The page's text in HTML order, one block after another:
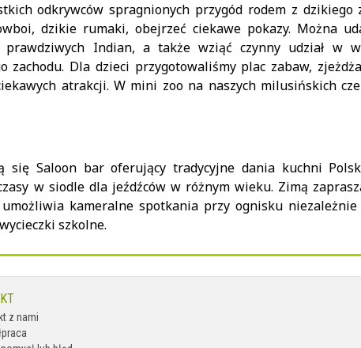
odkrywców spragnionych przygód rodem z dzikiego
dzikie rumaki, obejrzeć ciekawe pokazy. Można
prawdziwych Indian, a także wziąć czynny udział w
zachodu. Dla dzieci przygotowaliśmy plac zabaw,
atrakcji. W mini zoo na naszych milusińskich
się Saloon bar oferujący tradycyjne dania kuchni
w siodle dla jeźdźców w różnym wieku. Zimą
kameralne spotkania przy ognisku niezależnie
szkolne.
z nami